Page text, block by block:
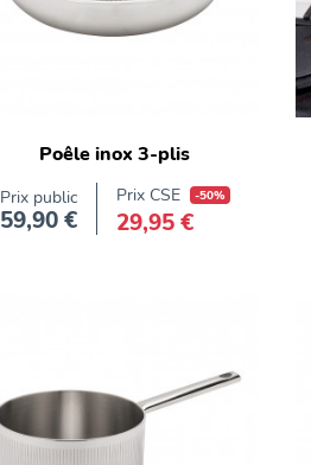
Poêle inox 3-plis
Prix public
Prix
59,90 €
Prix CSE -50%
29,95 €